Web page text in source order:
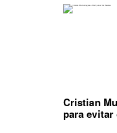
Cristian
para evitar